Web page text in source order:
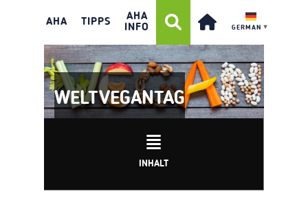
AHA TIPPS
AHA
INFO
GERMAN ▼
WELTVEGANTAG
INHALT